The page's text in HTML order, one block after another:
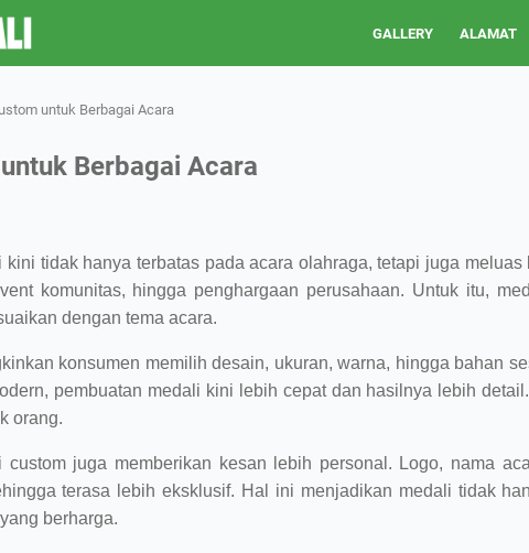
GALLERY ALAMAT
untuk Berbagai Acara
Berbagai Acara
kini tidak hanya terbatas pada acara olahraga, tetapi juga
komunitas, hingga penghargaan perusahaan. Untuk itu,
dengan tema acara.
konsumen memilih desain, ukuran, warna, hingga bahan
pembuatan medali kini lebih cepat dan hasilnya lebih
orang.
custom juga memberikan kesan lebih personal. Logo, nama
terasa lebih eksklusif. Hal ini menjadikan medali tidak
berharga.